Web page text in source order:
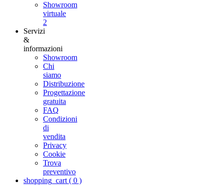
Showroom
virtuale
2
Servizi
&
informazioni
Showroom
Chi
siamo
Distribuzione
Progettazione
gratuita
FAQ
Condizioni
di
vendita
Privacy
Cookie
Trova
preventivo
shopping_cart ( 0 )